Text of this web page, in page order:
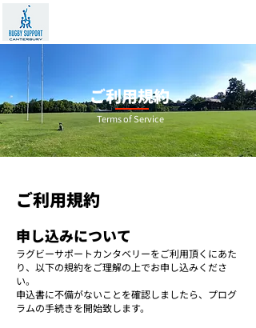
ご利用規約
Terms of Service
ご利用規約
申し込みについて
ラグビーサポートカンタベリーをご利用頂くにあた
り、以下の規約をご理解の上でお申し込みくださ
い。
申込書に不備がないことを確認しましたら、プログ
ラムの手続きを開始致します。